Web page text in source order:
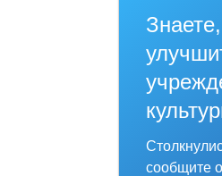
сообщите